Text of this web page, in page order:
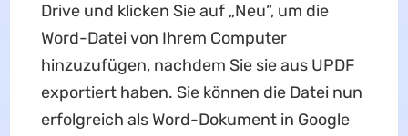
Drive und klicken Sie auf „Neu“, um die
Word-Datei von Ihrem Computer
hinzuzufügen, nachdem Sie sie aus UPDF
exportiert haben. Sie können die Datei nun
erfolgreich als Word-Dokument in Google